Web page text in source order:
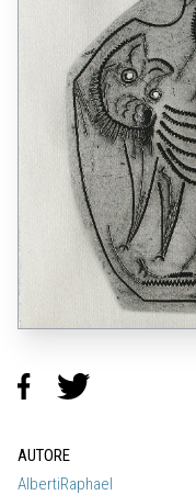
AUTORE
AlbertiRaphael